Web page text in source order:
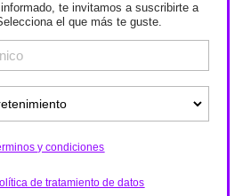
te invitamos a suscribirte a
el que más te guste.
y condiciones
de tratamiento de datos